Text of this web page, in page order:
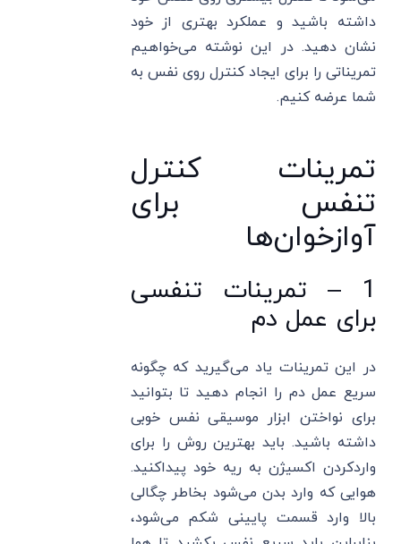
داشته باشید و عملکرد بهتری از خود
نشان دهید. در این نوشته می‌خواهیم
تمریناتی را برای ایجاد کنترل روی نفس به
شما عرضه کنیم.
تمرینات کنترل
تنفس برای
آوازخوان‌ها
1 – تمرینات تنفسی
برای عمل دم
در این تمرینات یاد می‌گیرید که چگونه
سریع عمل دم را انجام دهید تا بتوانید
برای نواختن ابزار موسیقی نفس خوبی
داشته باشید. باید بهترین روش را برای
واردکردن اکسیژن به ریه خود پیداکنید.
هوایی که وارد بدن می‌شود بخاطر چگالی
بالا وارد قسمت پایینی شکم می‌شود،